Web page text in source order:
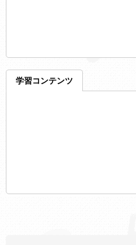
学習コンテンツ